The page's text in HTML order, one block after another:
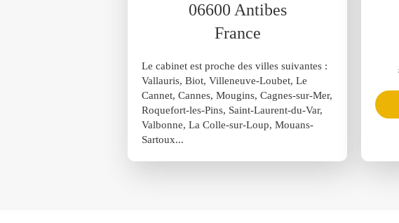
06600 Antibes
France
Le cabinet est proche des villes suivantes :
Vallauris, Biot, Villeneuve-Loubet, Le
Cannet, Cannes, Mougins, Cagnes-sur-Mer,
Roquefort-les-Pins, Saint-Laurent-du-Var,
Valbonne, La Colle-sur-Loup, Mouans-
Sartoux...